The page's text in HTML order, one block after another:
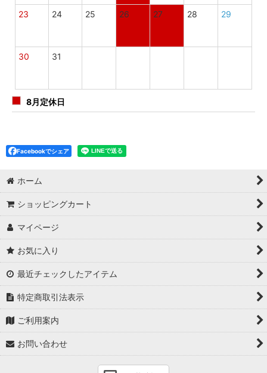
23 24 25 26 27 28 29
30 31
8月定休日
Facebookでシェア
ホーム
ショッピングカート
マイページ
お気に入り
最近チェックしたアイテム
特定商取引法表示
ご利用案内
お問い合わせ